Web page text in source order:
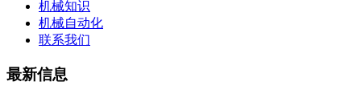
机械知识
机械自动化
联系我们
最新信息